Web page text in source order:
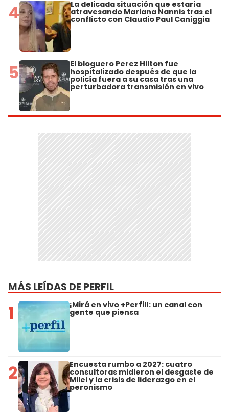
4 La delicada situación que estaría
atravesando Mariana Nannis tras el
conflicto con Claudio Paul Caniggia
5 El bloguero Perez Hilton fue
hospitalizado después de que la
policía fuera a su casa tras una
perturbadora transmisión en vivo
MÁS LEÍDAS DE PERFIL
1 ¡Mirá en vivo +Perfil!: un canal con
gente que piensa
2 Encuesta rumbo a 2027: cuatro
consultoras midieron el desgaste de
Milei y la crisis de liderazgo en el
peronismo